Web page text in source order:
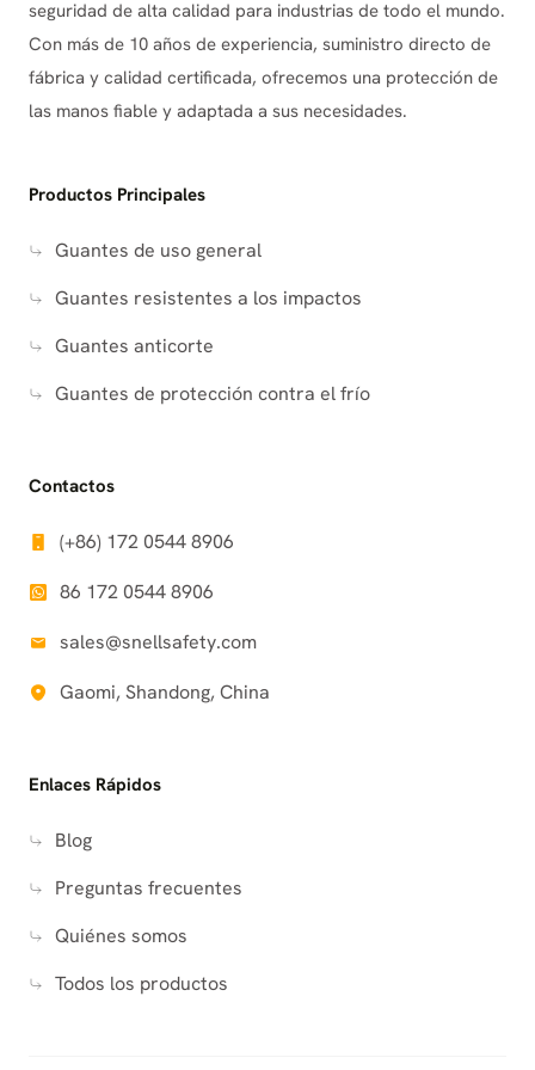
de todo el mundo, con una fuerte presencia en
mercados como Sudamérica, Europa, Rusia, Australia,
Oriente Medio y el Sudeste Asiático. Nuestro
compromiso con la sostenibilidad y las prácticas
contribuimos al bienestar de las comunidades a las
valores de integridad, fiabilidad e innovación.
Mejoramos continuamente nuestros productos y
evolución del mercado global. Desde los precios
directos de fábrica hasta la asistencia experta al
más importa: su mano de obra. Deje que Snell sea su
seguridad de alta calidad para industrias de todo el mundo.
Con más de 10 años de experiencia, suministro directo de
fábrica y calidad certificada, ofrecemos una protección de
las manos fiable y adaptada a sus necesidades.
Productos Principales
Guantes de uso general
Guantes resistentes a los impactos
Guantes anticorte
Guantes de protección contra el frío
Contactos
(+86) 172 0544 8906
86 172 0544 8906
sales@snellsafety.com
Gaomi, Shandong, China
Enlaces Rápidos
Blog
Preguntas frecuentes
Quiénes somos
Todos los productos